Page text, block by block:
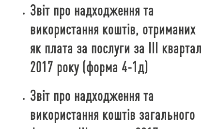
Звіт про надходження та
використання коштів, отриманих
як плата за послуги за ІІІ квартал
2017 року (форма 4-1д)
Звіт про надходження та
використання коштів загального